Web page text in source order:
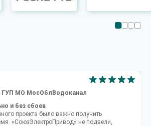
ГУП МО МосОблВодоканал
и без сбоев
проекта было важно получить
«СоюзЭлектроПривод» не подвели,